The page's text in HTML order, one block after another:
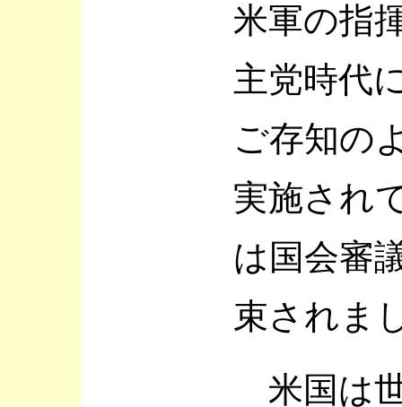
米軍の指
主党時代
ご存知の
実施され
は国会審
束されま
米国は